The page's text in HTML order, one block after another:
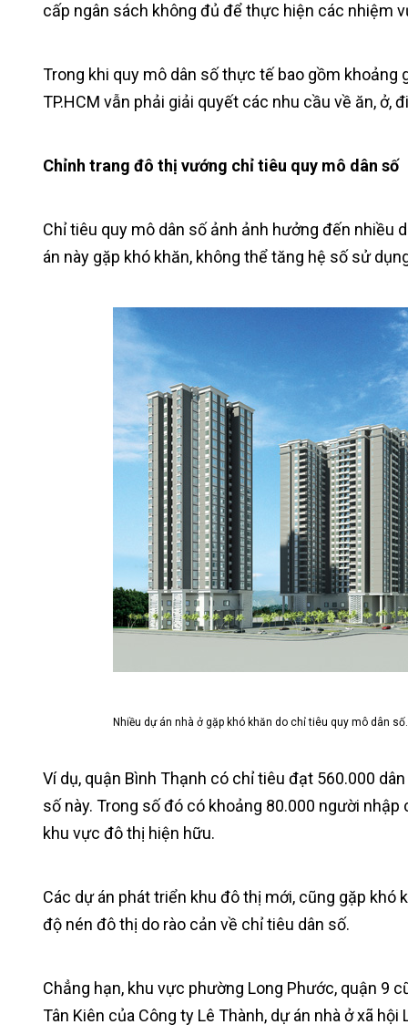
cấp ngân sách không đủ để thực hiện các nhiệm
Trong khi quy mô dân số thực tế bao gồm khoảng
TP.HCM vẫn phải giải quyết các nhu cầu về ăn, ở,
Chỉnh trang đô thị vướng chỉ tiêu quy mô dân số
Chỉ tiêu quy mô dân số ảnh ảnh hưởng đến nhiều
án này gặp khó khăn, không thể tăng hệ số sử
Nhiều dự án nhà ở gặp khó khăn do chỉ tiêu quy mô dân
Ví dụ, quận Bình Thạnh có chỉ tiêu đạt 560.000
số này. Trong số đó có khoảng 80.000 người
khu vực đô thị hiện hữu.
Các dự án phát triển khu đô thị mới, cũng gặp
độ nén đô thị do rào cản về chỉ tiêu dân số.
Chẳng hạn, khu vực phường Long Phước, quận 9
Tân Kiên của Công ty Lê Thành, dự án nhà ở xã